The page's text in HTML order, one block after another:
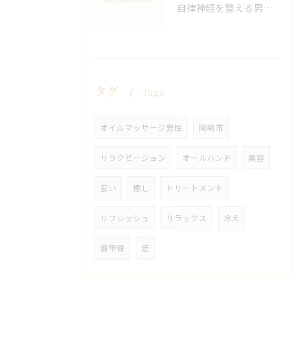
自律神経を整える男性オイルマッサージ
タグ Tags
オイルマッサージ男性 岡崎市
リラクゼーション オールハンド 美容
安い 癒し トリートメント
リフレッシュ リラックス 冷え
肩甲骨 足